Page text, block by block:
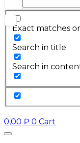
Exact matches
Search in title
Search in
0,00 ₽ 0 Cart